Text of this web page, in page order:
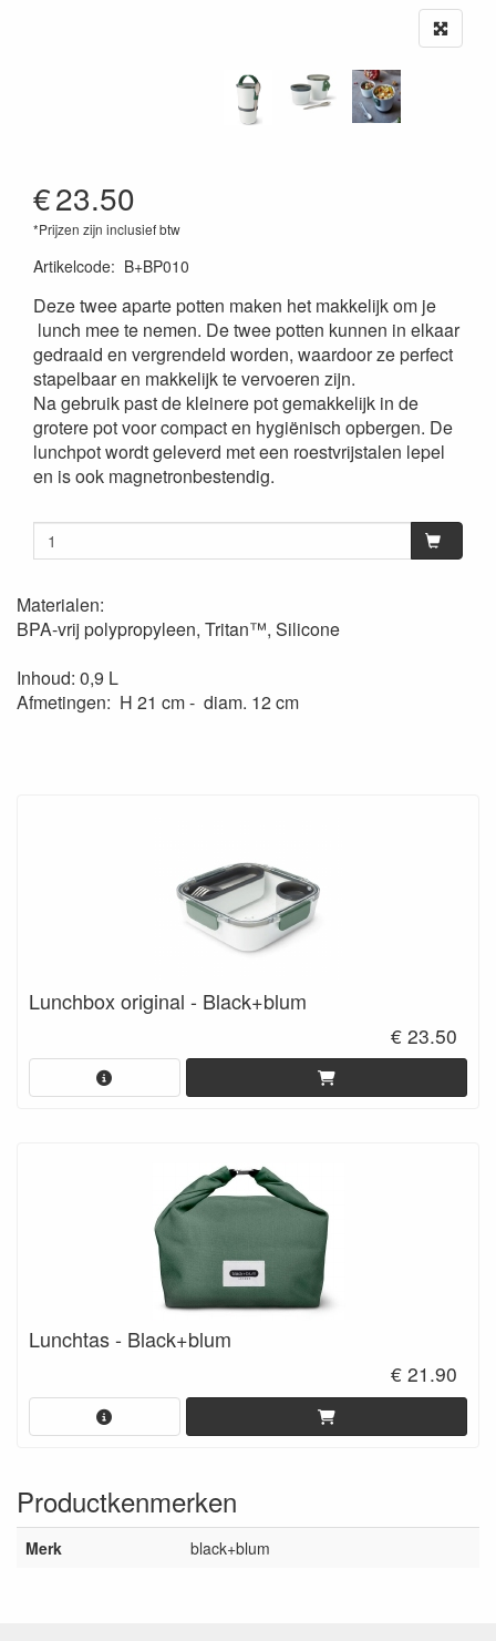
€23.50
*Prijzen zijn inclusief btw
Artikelcode: B+BP010
Deze twee aparte potten maken het makkelijk om je
lunch mee te nemen. De twee potten kunnen in elkaar
gedraaid en vergrendeld worden, waardoor ze perfect
stapelbaar en makkelijk te vervoeren zijn.
Na gebruik past de kleinere pot gemakkelijk in de
grotere pot voor compact en hygiënisch opbergen. De
lunchpot wordt geleverd met een roestvrijstalen lepel
en is ook magnetronbestendig.
Materialen:
BPA-vrij polypropyleen, Tritan™, Silicone
Inhoud: 0,9 L
Afmetingen: H 21 cm - diam. 12 cm
Lunchbox original - Black+blum
€ 23.50
Lunchtas - Black+blum
€ 21.90
Productkenmerken
Merk black+blum